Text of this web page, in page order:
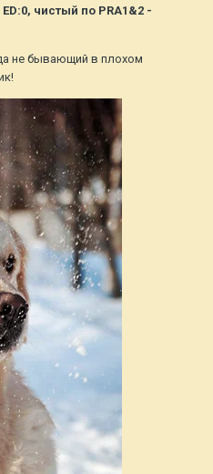
чистый по PRA1&2 -
не бывающий в плохом